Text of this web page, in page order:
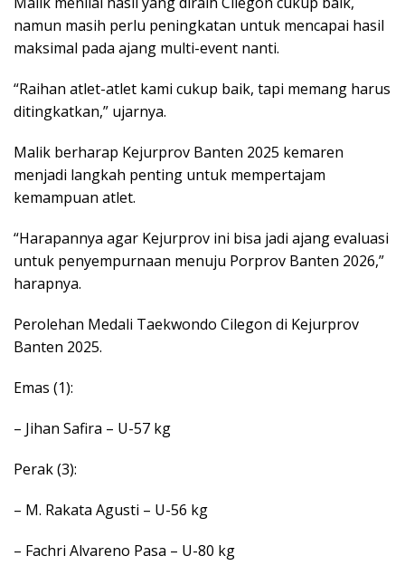
namun masih perlu peningkatan untuk mencapai hasil
maksimal pada ajang multi-event nanti.
“Raihan atlet-atlet kami cukup baik, tapi memang harus
ditingkatkan,” ujarnya.
Malik berharap Kejurprov Banten 2025 kemaren
menjadi langkah penting untuk mempertajam
kemampuan atlet.
“Harapannya agar Kejurprov ini bisa jadi ajang evaluasi
untuk penyempurnaan menuju Porprov Banten 2026,”
harapnya.
Perolehan Medali Taekwondo Cilegon di Kejurprov
Banten 2025.
Emas (1):
– Jihan Safira – U-57 kg
Perak (3):
– M. Rakata Agusti – U-56 kg
– Fachri Alvareno Pasa – U-80 kg